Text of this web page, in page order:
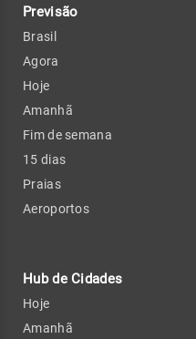
Previsão
Brasil
Agora
Hoje
Amanhã
Fim de semana
15 dias
Praias
Aeroportos
Hub de Cidades
Hoje
Amanhã